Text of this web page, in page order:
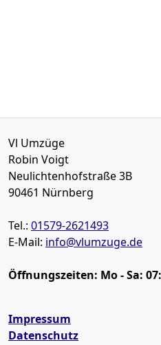
Vl Umzüge
Robin Voigt
Neulichtenhofstraße 3B
90461 Nürnberg
Tel.: 01579-2621493
E-Mail: info@vlumzuge.de
Öffnungszeiten: Mo - Sa:
Impressum
Datenschutz